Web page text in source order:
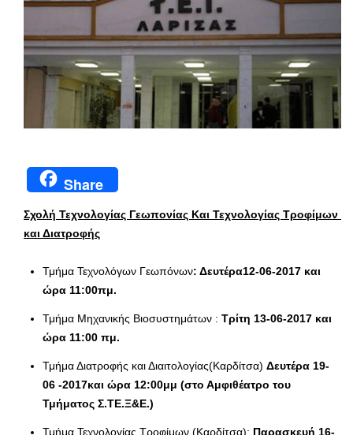
Share
Σχολή Τεχνολογίας Γεωπονίας Και Τεχνολογίας Τροφίμων
και Διατροφής
Τμήμα Τεχνολόγων Γεωπόνων: Δευτέρα12-06-2017 και
ώρα 11:00πμ.
Τμήμα Μηχανικής Βιοσυστημάτων : Τρίτη 13-06-2017 και
ώρα 11:00 πμ.
Τμήμα Διατροφής και Διαιτολογίας(Καρδίτσα) Δευτέρα 19-
06 -2017και ώρα 12:00μμ (στο Αμφιθέατρο του
Τμήματος Σ.ΤΕ.Ξ&Ε.)
Τμήμα Τεχνολογίας Τροφίμων (Καρδίτσα): Παρασκευή 16-